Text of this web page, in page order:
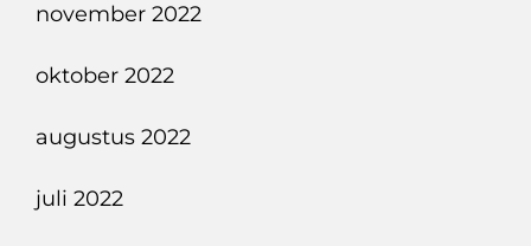
november 2022
oktober 2022
augustus 2022
juli 2022